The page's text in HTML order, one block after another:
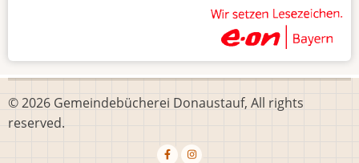
© 2026 Gemeindebücherei Donaustauf, All rights
reserved.